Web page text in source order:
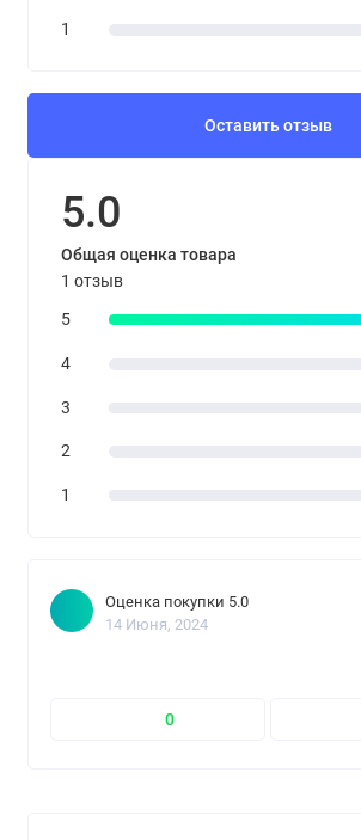
1
Оставить отзыв
5.0
Общая оценка товара
1 отзыв
5
4
3
2
1
Оценка покупки 5.0
14 Июня, 2024
0